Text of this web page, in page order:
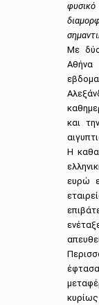
Με
και
Η
ευρώ
κυρίως